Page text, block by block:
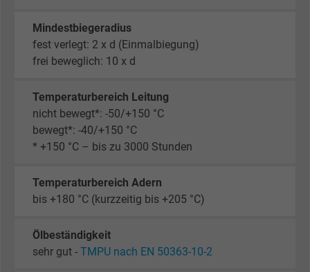
Mindestbiegeradius
fest verlegt: 2 x d (Einmalbiegung)
frei beweglich: 10 x d
Temperaturbereich Leitung
nicht bewegt*: -50/+150 °C
bewegt*: -40/+150 °C
* +150 °C – bis zu 3000 Stunden
Temperaturbereich Adern
bis +180 °C (kurzzeitig bis +205 °C)
Ölbeständigkeit
sehr gut - TMPU nach EN 50363-10-2